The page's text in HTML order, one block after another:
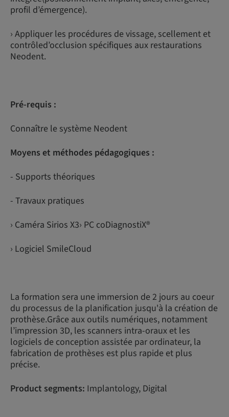
profil d’émergence).
› Appliquer les procédures de vissage, scellement et
contrôled’occlusion spécifiques aux restaurations
Neodent.
Pré-requis :
Connaître le système Neodent
Moyens et méthodes pédagogiques :
- Supports théoriques
- Travaux pratiques
› Caméra Sirios X3› PC coDiagnostiX®
› Logiciel SmileCloud
La formation sera une immersion de 2 jours au coeur
du processus de la planification jusqu'à la création de
prothèse.Grâce aux outils numériques, notamment
l’impression 3D, les scanners intra-oraux et les
logiciels de conception assistée par ordinateur, la
fabrication de prothèses est plus rapide et plus
précise.
Product segments: Implantology, Digital